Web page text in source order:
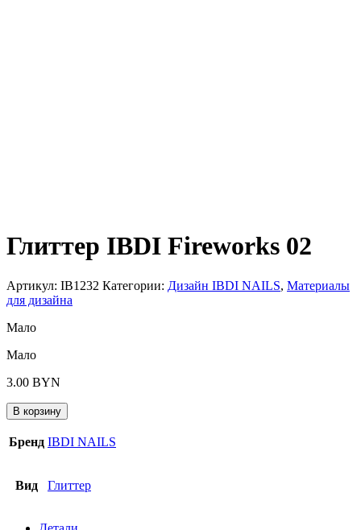
Глиттер IBDI Fireworks 02
Артикул: IB1232 Категории: Дизайн IBDI NAILS, Материалы
для дизайна
Мало
Мало
3.00 BYN
В корзину
Бренд IBDI NAILS
Вид Глиттер